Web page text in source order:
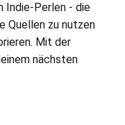
Indie-Perlen - die
Quellen zu nutzen
Mit der
nächsten